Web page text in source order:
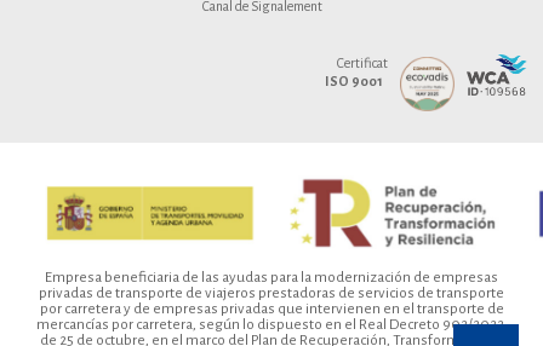
Canal de Signalement
Certificat
ISO 9001
Empresa beneficiaria de las ayudas para la modernización de empresas
privadas de transporte de viajeros prestadoras de servicios de transporte
por carretera y de empresas privadas que intervienen en el transporte de
mercancías por carretera, según lo dispuesto en el Real Decreto 902/2022,
de 25 de octubre, en el marco del Plan de Recuperación, Transformación y